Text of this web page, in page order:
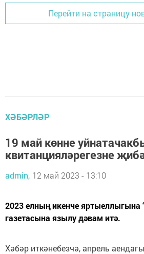
Перейти на страницу
ХӘБӘРЛӘР
19 май көнне
квитанцияләрегезне
admin, 12 май 2023 - 13:10
2023 елның икенче яртыеллыгына
газетасына язылу дәвам итә.
Хәбәр иткәнебезчә, апрель